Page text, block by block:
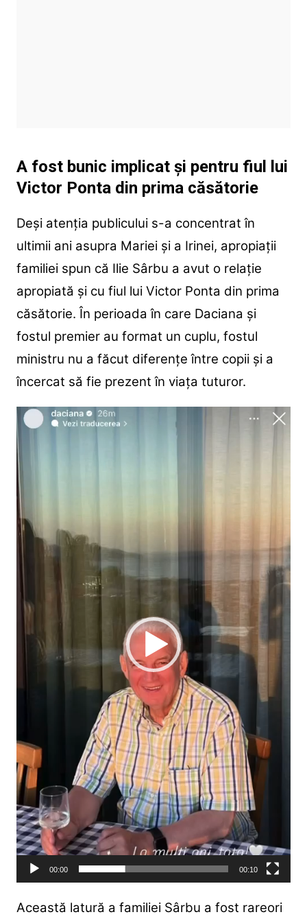
A fost bunic implicat și pentru fiul lui
Victor Ponta din prima căsătorie
Deși atenția publicului s-a concentrat în
ultimii ani asupra Mariei și a Irinei, apropiații
familiei spun că Ilie Sârbu a avut o relație
apropiată și cu fiul lui Victor Ponta din prima
căsătorie. În perioada în care Daciana și
fostul premier au format un cuplu, fostul
ministru nu a făcut diferențe între copii și a
încercat să fie prezent în viața tuturor.
Player
video
00:00 00:10
Această latură a familiei Sârbu a fost rareori